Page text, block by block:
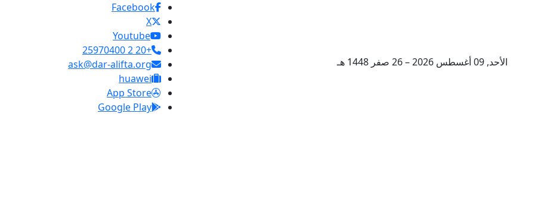
الأحد, 09 أغسطس 2026 – 26 صفر 1448 هـ
Facebook
X
Youtube
+20 2 25970400
ask@dar-alifta.org
huawei
App Store
Google Play